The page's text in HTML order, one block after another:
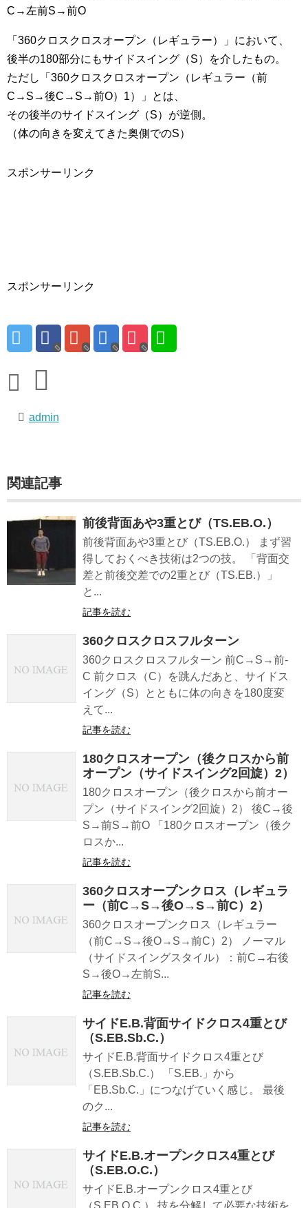
C→左前S→前O
「360クロスクロスオープン（レギュラー）」において、
後半の180部分にもサイドスイング（S）を介したもの。
ただし「360クロスクロスオープン（レギュラー（前
C→S→後C→S→前O）1）」とは、
その後半のサイドスイング（S）が逆側。
（体の向きを変えてきた奥側でのS）
スポンサーリンク
スポンサーリンク
admin
関連記事
前後背面あや3重とび（TS.EB.O.）
前後背面あや3重とび（TS.EB.O.） まず習
得しておくべき技術は2つの技。 「背面交
差と前後交差での2重とび（TS.EB.）」
と...
記事を読む
360クロスクロスフルターン
360クロスクロスフルターン 前C→S→前-
C 前クロス（C）を跳んだあと、サイドス
イング（S）とともに体の向きを180度変
えて...
記事を読む
180クロスオープン（後クロスから前
オープン（サイドスイング2回旋）2）
180クロスオープン（後クロスから前オー
プン（サイドスイング2回旋）2） 後C→後
S→前S→前O 「180クロスオープン（後ク
ロスか...
記事を読む
360クロスオープンクロス（レギュラ
ー（前C→S→後O→S→前C）2）
360クロスオープンクロス（レギュラー
（前C→S→後O→S→前C）2） ノーマル
（サイドスイングスタイル）：前C→右後
S→後O→左前S...
記事を読む
サイドE.B.背面サイドクロス4重とび
（S.EB.Sb.C.）
サイドE.B.背面サイドクロス4重とび
（S.EB.Sb.C.） 「S.EB.」から
「EB.Sb.C.」につなげていく感じ。 最後
のク...
記事を読む
サイドE.B.オープンクロス4重とび
（S.EB.O.C.）
サイドE.B.オープンクロス4重とび
（S.EB.O.C.） 技を分解して必要な技術を